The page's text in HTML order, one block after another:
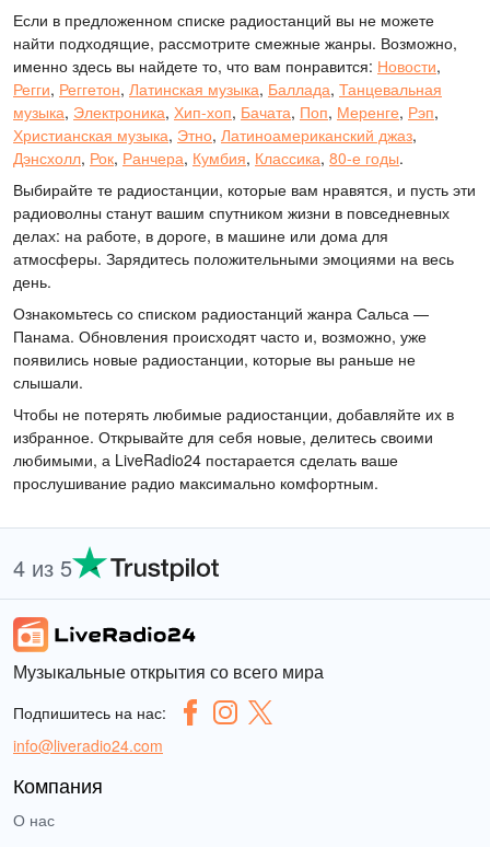
Если в предложенном списке радиостанций вы не можете
найти подходящие, рассмотрите смежные жанры. Возможно,
именно здесь вы найдете то, что вам понравится: Новости,
Регги, Реггетон, Латинская музыка, Баллада, Танцевальная
музыка, Электроника, Хип-хоп, Бачата, Поп, Меренге, Рэп,
Христианская музыка, Этно, Латиноамериканский джаз,
Дэнсхолл, Рок, Ранчера, Кумбия, Классика, 80-е годы.
Выбирайте те радиостанции, которые вам нравятся, и пусть эти
радиоволны станут вашим спутником жизни в повседневных
делах: на работе, в дороге, в машине или дома для
атмосферы. Зарядитесь положительными эмоциями на весь
день.
Ознакомьтесь со списком радиостанций жанра Сальса —
Панама. Обновления происходят часто и, возможно, уже
появились новые радиостанции, которые вы раньше не
слышали.
Чтобы не потерять любимые радиостанции, добавляйте их в
избранное. Открывайте для себя новые, делитесь своими
любимыми, а LiveRadio24 постарается сделать ваше
прослушивание радио максимально комфортным.
4 из 5
Музыкальные открытия со всего мира
Подпишитесь на нас:
info@liveradio24.com
Компания
О нас